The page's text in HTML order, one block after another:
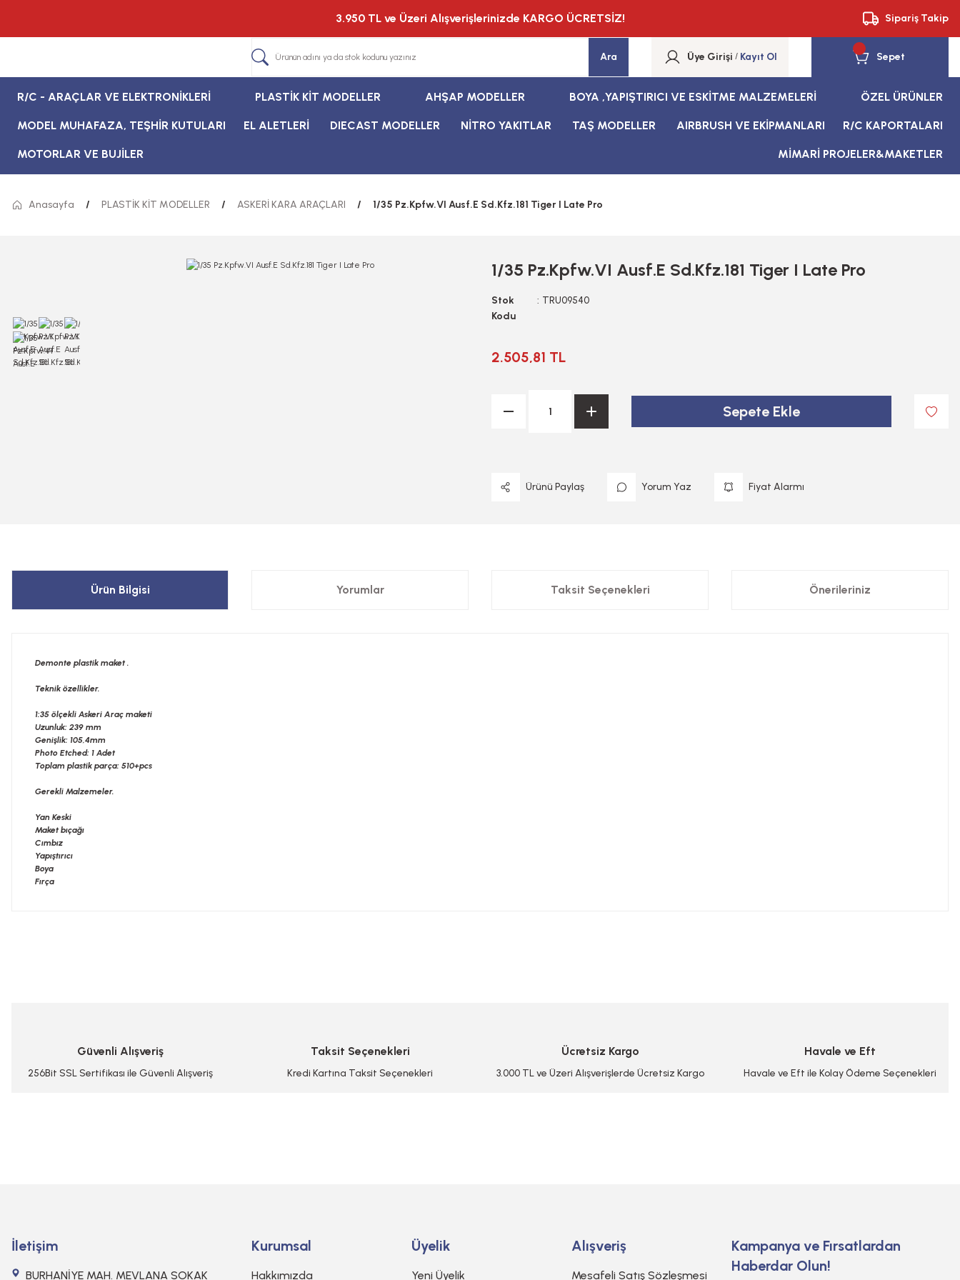
3.950 TL ve Üzeri Alışverişlerinizde KARGO ÜCRETSİZ! Sipariş Takip
Ara Üye Girişi / Kayıt Ol Sepet
R/C - ARAÇLAR VE ELEKTRONİKLERİ PLASTİK KİT MODELLER AHŞAP MODELLER BOYA ,YAPIŞTIRICI VE ESKİTME MALZEMELERİ ÖZEL ÜRÜNLER
MODEL MUHAFAZA, TEŞHİR KUTULARI EL ALETLERİ DIECAST MODELLER NİTRO YAKITLAR TAŞ MODELLER AIRBRUSH VE EKİPMANLARI R/C KAPORTALARI
MOTORLAR VE BUJİLER MİMARİ PROJELER&MAKETLER
Anasayfa PLASTİK KİT MODELLER ASKERİ KARA ARAÇLARI 1/35 Pz.Kpfw.VI Ausf.E Sd.Kfz.181 Tiger I Late Pro
1/35 Pz.Kpfw.VI Ausf.E Sd.Kfz.181 Tiger I Late Pro
Stok
Kodu
TRU09540
2.505,81 TL
Sepete Ekle
Ürünü Paylaş Yorum Yaz Fiyat Alarmı
Ürün Bilgisi Yorumlar Taksit Seçenekleri Önerileriniz
Demonte plastik maket .
Teknik özellikler.
1:35 ölçekli Askeri Araç maketi
Uzunluk: 239 mm
Genişlik: 105,4mm
Photo Etched: 1 Adet
Toplam plastik parça: 510+pcs
Gerekli Malzemeler.
Yan Keski
Maket bıçağı
Cımbız
Yapıştırıcı
Boya
Fırça
Ürün fiyatı diğer sitelerden daha pahalı.
Bu ürüne benzer farklı alternatifler olmalı.
Güvenli Alışveriş
256Bit SSL Sertifikası ile Güvenli Alışveriş
Taksit Seçenekleri
Kredi Kartına Taksit Seçenekleri
Ücretsiz Kargo
3.000 TL ve Üzeri Alışverişlerde Ücretsiz Kargo
Havale ve Eft
Havale ve Eft ile Kolay Ödeme Seçenekleri
İletişim
BURHANİYE MAH. MEVLANA SOKAK
Kurumsal
Hakkımızda
Üyelik
Yeni Üyelik
Alışveriş
Mesafeli Satış Sözleşmesi
Kampanya ve Fırsatlardan
Haberdar Olun!